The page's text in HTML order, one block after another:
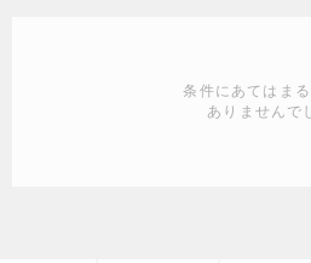
条件にあてはま
ありませんで